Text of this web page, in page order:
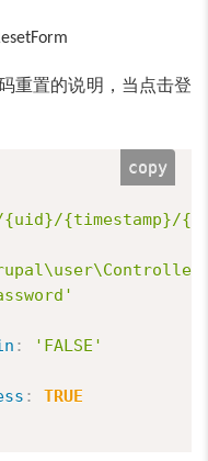
重置的说明，当点击登
{timestamp}/
:
'FALSE'
:
TRUE
copy